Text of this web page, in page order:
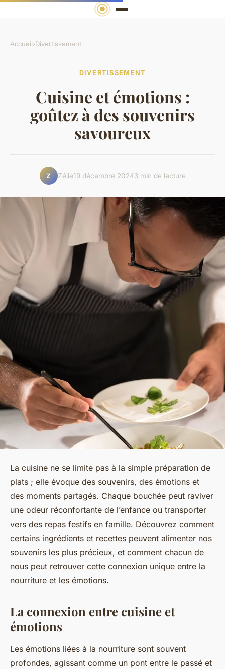
Accueil›Divertissement
DIVERTISSEMENT
Cuisine et émotions :
goûtez à des souvenirs
savoureux
Z Zélie19 décembre 20243 min de lecture
La cuisine ne se limite pas à la simple préparation de
plats ; elle évoque des souvenirs, des émotions et
des moments partagés. Chaque bouchée peut raviver
une odeur réconfortante de l’enfance ou transporter
vers des repas festifs en famille. Découvrez comment
certains ingrédients et recettes peuvent alimenter nos
souvenirs les plus précieux, et comment chacun de
nous peut retrouver cette connexion unique entre la
nourriture et les émotions.
La connexion entre cuisine et
émotions
Les émotions liées à la nourriture sont souvent
profondes, agissant comme un pont entre le passé et